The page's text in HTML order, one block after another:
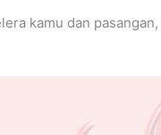
kamu dan